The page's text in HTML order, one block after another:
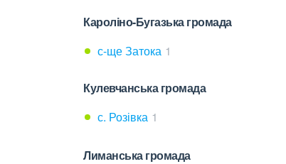
Кароліно-Бугазька громада
с-ще Затока 1
Кулевчанська громада
с. Розівка 1
Лиманська громада